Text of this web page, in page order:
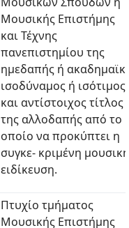
Μουσικής Επιστήμης
και Τέχνης
πανεπιστημίου της
ημεδαπής ή
ισοδύναμος ή ισότιμος
και αντίστοιχος τίτλος
της αλλοδαπής από το
οποίο να προκύπτει η
συγκε- κριμένη μουσική
ειδίκευση.
Πτυχίο τμήματος
Μουσικής Επιστήμης